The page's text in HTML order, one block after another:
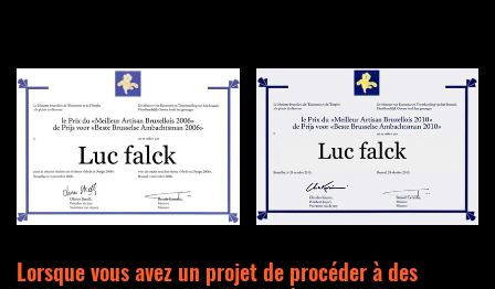
Lorsque vous avez un projet de procéder à des